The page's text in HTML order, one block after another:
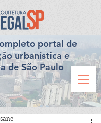
portal de
urbanística e
de São Paulo